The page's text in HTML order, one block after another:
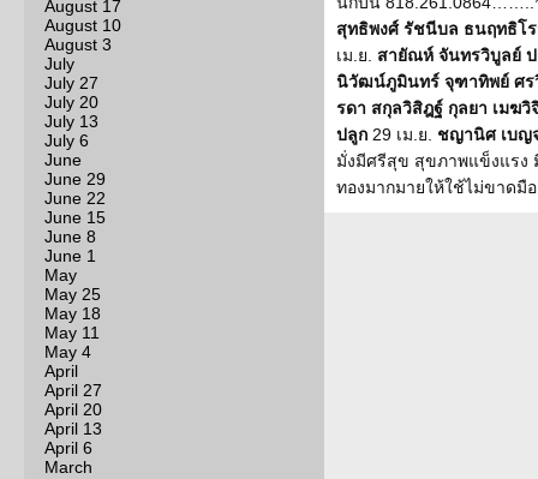
August 17
August 10
August 3
July
July 27
July 20
July 13
July 6
June
June 29
June 22
June 15
June 8
June 1
May
May 25
May 18
May 11
May 4
April
April 27
April 20
April 13
April 6
March
สุทธิพงศ์ รัชนีบล ธนฤทธิโ
เม.ย. สายัณห์ จันทรวิบูลย์
นิวัฒน์ภูมินทร์ จุฑาทิพย์ ศร
รดา สกุลวิสิฎฐ์ กุลยา เมฆวิ
ปลูก 29 เม.ย. ชญานิศ เบญ
มั่งมีศรีสุข สุขภาพแข็งแรง
ทองมากมายให้ใช้ไม่ขาดมื